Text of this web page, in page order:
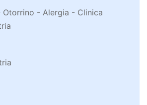
Otorrino - Alergia - Clinica